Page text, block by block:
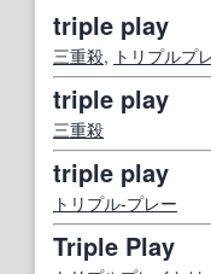
triple play
三重殺, トリプルプ
triple play
三重殺
triple play
トリプル‐プレー
Triple Play